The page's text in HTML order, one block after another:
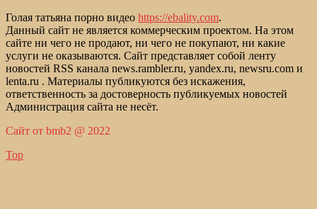
Голая татьяна порно видео https://ebality.com.
Данный сайт не является коммерческим проектом. На этом
сайте ни чего не продают, ни чего не покупают, ни какие
услуги не оказываются. Сайт представляет собой ленту
новостей RSS канала news.rambler.ru, yandex.ru, newsru.com и
lenta.ru . Материалы публикуются без искажения,
ответственность за достоверность публикуемых новостей
Администрация сайта не несёт.
Сайт от bmb2 @ 2022
Top